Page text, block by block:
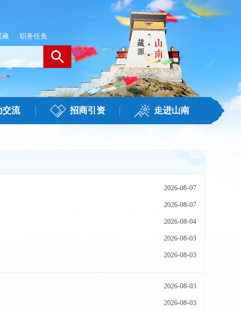
藏 职务任免
交流 招商引资 走进山南
2026-08-07
2026-08-07
2026-08-04
2026-08-03
2026-08-03
2026-08-03
2026-08-03